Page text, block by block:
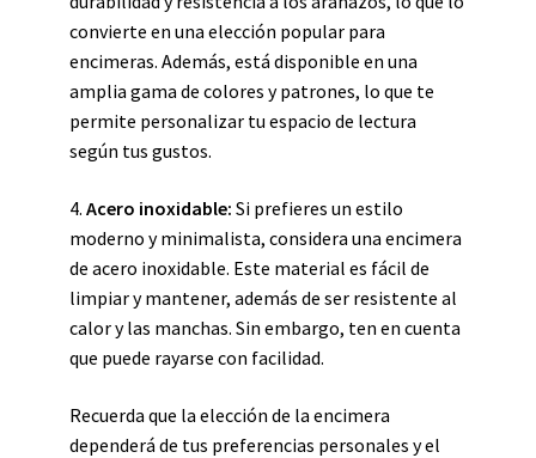
convierte en una elección popular para
encimeras. Además, está disponible en una
amplia gama de colores y patrones, lo que te
permite personalizar tu espacio de lectura
según tus gustos.
4. Acero inoxidable: Si prefieres un estilo
moderno y minimalista, considera una encimera
de acero inoxidable. Este material es fácil de
limpiar y mantener, además de ser resistente al
calor y las manchas. Sin embargo, ten en cuenta
que puede rayarse con facilidad.
Recuerda que la elección de la encimera
dependerá de tus preferencias personales y el